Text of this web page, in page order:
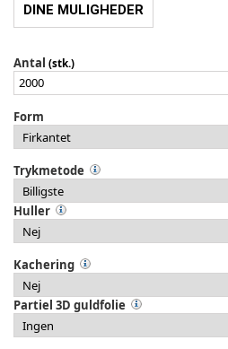
DINE MULIGHEDER
Antal (stk.)
Form
Trykmetode
Huller
Kachering
Partiel 3D guldfolie